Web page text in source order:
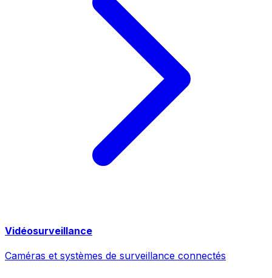
Vidéosurveillance
Caméras et systèmes de surveillance connectés